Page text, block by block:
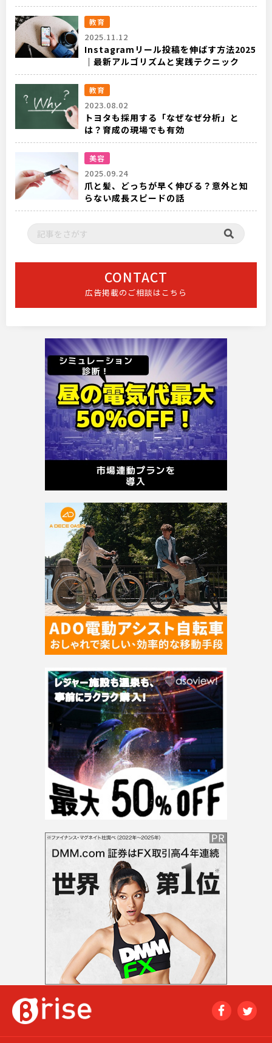
教育
2025.11.12
Instagramリール投稿を伸ばす方法2025
｜最新アルゴリズムと実践テクニック
教育
2023.08.02
トヨタも採用する「なぜなぜ分析」と
は？育成の現場でも有効
美容
2025.09.24
爪と髪、どっちが早く伸びる？意外と知
らない成長スピードの話
CONTACT
広告掲載のご相談はこちら